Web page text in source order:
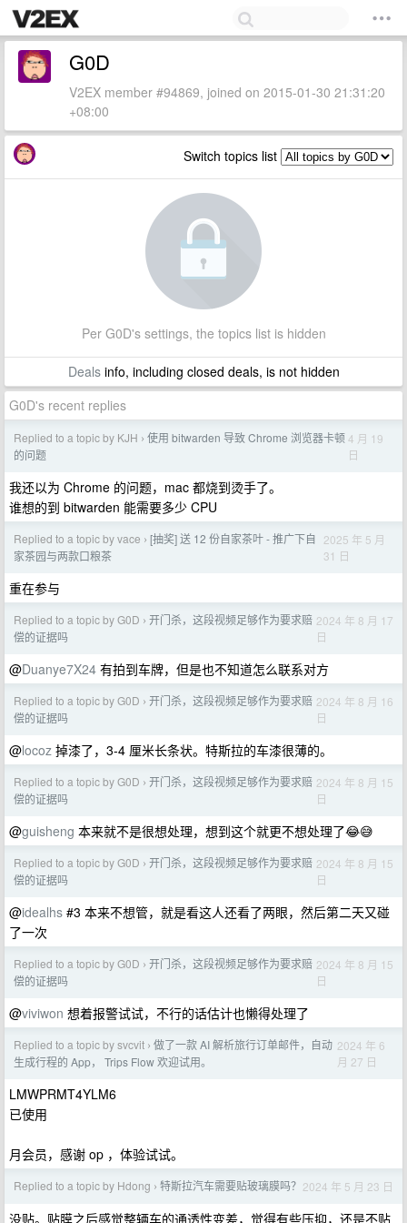
G0D
V2EX member #94869, joined on 2015-01-30 21:31:20
+08:00
Switch topics list
Per G0D's settings, the topics list is hidden
Dealsinfo, including closed deals, is not hidden
G0D's recent replies
Replied to a topic by KJH › 使用 bitwarden 导致 Chrome 浏览器卡顿
的问题
4 月 19
日
我还以为 Chrome 的问题，mac 都烧到烫手了。
谁想的到 bitwarden 能需要多少 CPU
Replied to a topic by vace › [抽奖] 送 12 份自家茶叶 - 推广下自
家茶园与两款口粮茶
2025 年 5 月
31 日
重在参与
Replied to a topic by G0D › 开门杀，这段视频足够作为要求赔
偿的证据吗
2024 年 8 月 17
日
@Duanye7X24 有拍到车牌，但是也不知道怎么联系对方
Replied to a topic by G0D › 开门杀，这段视频足够作为要求赔
偿的证据吗
2024 年 8 月 16
日
@locoz 掉漆了，3-4 厘米长条状。特斯拉的车漆很薄的。
Replied to a topic by G0D › 开门杀，这段视频足够作为要求赔
偿的证据吗
2024 年 8 月 15
日
@guisheng 本来就不是很想处理，想到这个就更不想处理了😂😅
Replied to a topic by G0D › 开门杀，这段视频足够作为要求赔
偿的证据吗
2024 年 8 月 15
日
@idealhs #3 本来不想管，就是看这人还看了两眼，然后第二天又碰
了一次
Replied to a topic by G0D › 开门杀，这段视频足够作为要求赔
偿的证据吗
2024 年 8 月 15
日
@viviwon 想着报警试试，不行的话估计也懒得处理了
Replied to a topic by svcvit › 做了一款 AI 解析旅行订单邮件，自动
生成行程的 App， Trips Flow 欢迎试用。
2024 年 6
月 27 日
LMWPRMT4YLM6
已使用
月会员，感谢 op ，体验试试。
Replied to a topic by Hdong › 特斯拉汽车需要贴玻璃膜吗？ 2024 年 5 月 23 日
没贴。贴膜之后感觉整辆车的通透性变差，觉得有些压抑，还是不贴